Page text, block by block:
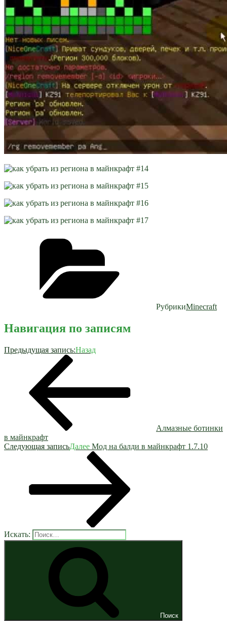
РубрикиMinecraft
Навигация по записям
Предыдущая запись:Назад
Алмазные ботинки
в майнкрафт
Следующая записьДалее Мод на балди в майнкрафт 1.7.10
Искать:
Поиск